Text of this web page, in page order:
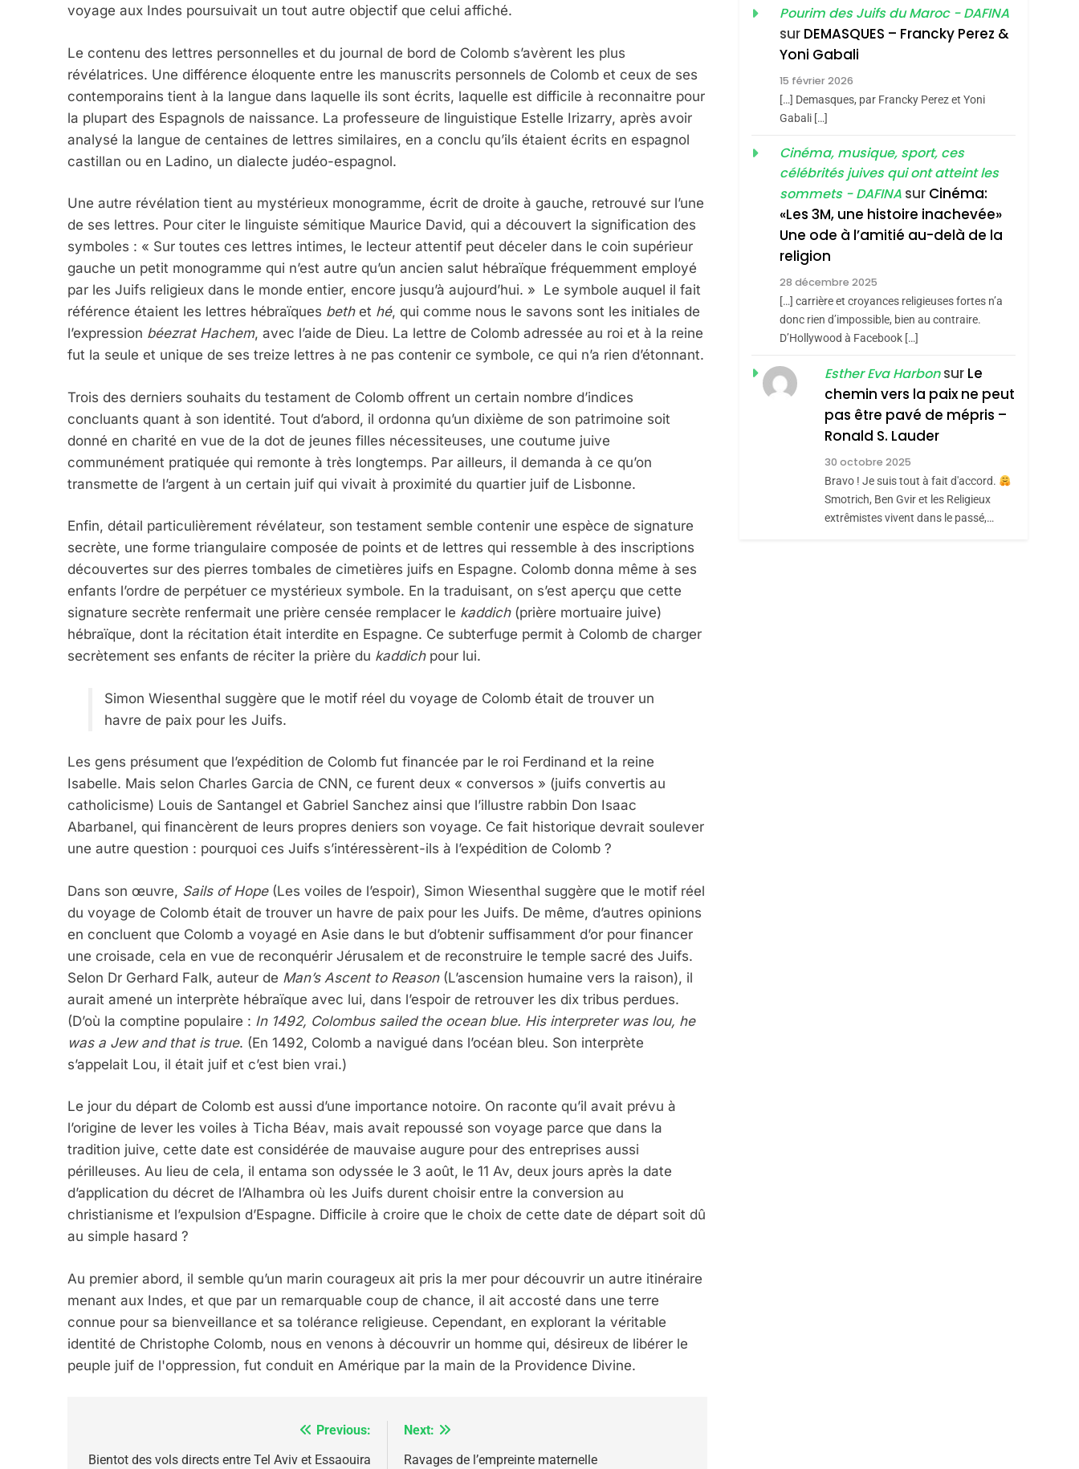
voyage aux Indes poursuivait un tout autre objectif que celui affiché.
Le contenu des lettres personnelles et du journal de bord de Colomb s’avèrent les plus
révélatrices. Une différence éloquente entre les manuscrits personnels de Colomb et ceux de ses
contemporains tient à la langue dans laquelle ils sont écrits, laquelle est difficile à reconnaitre pour
la plupart des Espagnols de naissance. La professeure de linguistique Estelle Irizarry, après avoir
analysé la langue de centaines de lettres similaires, en a conclu qu’ils étaient écrits en espagnol
castillan ou en Ladino, un dialecte judéo-espagnol.
Une autre révélation tient au mystérieux monogramme, écrit de droite à gauche, retrouvé sur l’une
de ses lettres. Pour citer le linguiste sémitique Maurice David, qui a découvert la signification des
symboles : « Sur toutes ces lettres intimes, le lecteur attentif peut déceler dans le coin supérieur
gauche un petit monogramme qui n’est autre qu’un ancien salut hébraïque fréquemment employé
par les Juifs religieux dans le monde entier, encore jusqu’à aujourd’hui. » Le symbole auquel il fait
référence étaient les lettres hébraïques bethet hé, qui comme nous le savons sont les initiales de
l’expression béezrat Hachem, avec l’aide de Dieu. La lettre de Colomb adressée au roi et à la reine
fut la seule et unique de ses treize lettres à ne pas contenir ce symbole, ce qui n’a rien d’étonnant.
Trois des derniers souhaits du testament de Colomb offrent un certain nombre d’indices
concluants quant à son identité. Tout d’abord, il ordonna qu’un dixième de son patrimoine soit
donné en charité en vue de la dot de jeunes filles nécessiteuses, une coutume juive
communément pratiquée qui remonte à très longtemps. Par ailleurs, il demanda à ce qu’on
transmette de l’argent à un certain juif qui vivait à proximité du quartier juif de Lisbonne.
Enfin, détail particulièrement révélateur, son testament semble contenir une espèce de signature
secrète, une forme triangulaire composée de points et de lettres qui ressemble à des inscriptions
découvertes sur des pierres tombales de cimetières juifs en Espagne. Colomb donna même à ses
enfants l’ordre de perpétuer ce mystérieux symbole. En la traduisant, on s’est aperçu que cette
signature secrète renfermait une prière censée remplacer le kaddich(prière mortuaire juive)
hébraïque, dont la récitation était interdite en Espagne. Ce subterfuge permit à Colomb de charger
secrètement ses enfants de réciter la prière du kaddichpour lui.
Simon Wiesenthal suggère que le motif réel du voyage de Colomb était de trouver un
havre de paix pour les Juifs.
Les gens présument que l’expédition de Colomb fut financée par le roi Ferdinand et la reine
Isabelle. Mais selon Charles Garcia de CNN, ce furent deux « conversos » (juifs convertis au
catholicisme) Louis de Santangel et Gabriel Sanchez ainsi que l’illustre rabbin Don Isaac
Abarbanel, qui financèrent de leurs propres deniers son voyage. Ce fait historique devrait soulever
une autre question : pourquoi ces Juifs s’intéressèrent-ils à l’expédition de Colomb ?
Dans son œuvre, Sails of Hope(Les voiles de l’espoir), Simon Wiesenthal suggère que le motif réel
du voyage de Colomb était de trouver un havre de paix pour les Juifs. De même, d’autres opinions
en concluent que Colomb a voyagé en Asie dans le but d’obtenir suffisamment d’or pour financer
une croisade, cela en vue de reconquérir Jérusalem et de reconstruire le temple sacré des Juifs.
Selon Dr Gerhard Falk, auteur de Man’s Ascent to Reason(L’ascension humaine vers la raison), il
aurait amené un interprète hébraïque avec lui, dans l’espoir de retrouver les dix tribus perdues.
(D’où la comptine populaire : In 1492, Colombus sailed the ocean blue. His interpreter was lou, he
was a Jew and that is true. (En 1492, Colomb a navigué dans l’océan bleu. Son interprète
s’appelait Lou, il était juif et c’est bien vrai.)
Le jour du départ de Colomb est aussi d’une importance notoire. On raconte qu’il avait prévu à
l’origine de lever les voiles à Ticha Béav, mais avait repoussé son voyage parce que dans la
tradition juive, cette date est considérée de mauvaise augure pour des entreprises aussi
périlleuses. Au lieu de cela, il entama son odyssée le 3 août, le 11 Av, deux jours après la date
d’application du décret de l’Alhambra où les Juifs durent choisir entre la conversion au
christianisme et l’expulsion d’Espagne. Difficile à croire que le choix de cette date de départ soit dû
au simple hasard ?
Au premier abord, il semble qu’un marin courageux ait pris la mer pour découvrir un autre itinéraire
menant aux Indes, et que par un remarquable coup de chance, il ait accosté dans une terre
connue pour sa bienveillance et sa tolérance religieuse. Cependant, en explorant la véritable
identité de Christophe Colomb, nous en venons à découvrir un homme qui, désireux de libérer le
peuple juif de l'oppression, fut conduit en Amérique par la main de la Providence Divine.
de
Previous:
Bientot des vols directs entre Tel Aviv et Essaouira
Next:
Ravages de l’empreinte maternelle
Dis Guerre»: La
Nouvelle Chanson De
Boy George
ISRAÉL JUDAISME
Accords D’Isaac:
L’alliance Pourrait
S’étendre À 13 Pays
D’Amérique Latine
ISRAÉL JUDAISME
5
Meurtrière Selon Le
Rapport D’ADL
Contre
L’antisémitisme
FRANCE ISRAÉL
FIÈRE, DIGNE ET
RÉSILIENTE :
POURQUOI JE
REVENDIQUE MA
JUDAÏTE Par Thérèse
Zrihen-Dvir
ISRAÉL JUDAISME
CE QUI NOUS
MANQUE – Jacques
Hadida
JUDAISME
Maroc : Les Amandes
Pourim des Juifs du Maroc - DAFINA
sur DEMASQUES – Francky Perez &
Yoni Gabali
15 février 2026
[…] Demasques, par Francky Perez et Yoni
Gabali […]
Cinéma, musique, sport, ces
célébrités juives qui ont atteint les
sommets - DAFINA sur Cinéma:
«Les 3M, une histoire inachevée»
Une ode à l’amitié au-delà de la
religion
28 décembre 2025
[…] carrière et croyances religieuses fortes n’a
donc rien d’impossible, bien au contraire.
D’Hollywood à Facebook […]
Esther Eva Harbonsur Le
chemin vers la paix ne peut
pas être pavé de mépris –
Ronald S. Lauder
30 octobre 2025
Bravo ! Je suis tout à fait d'accord.
Smotrich, Ben Gvir et les Religieux
extrêmistes vivent dans le passé,…
2025, L’année La Plus Meurtrière Selon Le Rapport D’ADL Contre L’antisémitisme
FRANCE ISRAÉL
6
ISRAÉL JUDAISME